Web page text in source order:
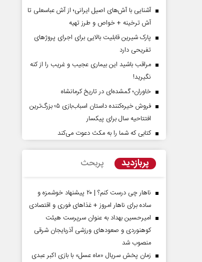
آشنایی با آش‌های اصیل ایرانی؛ از آش عباسعلی تا
آش ترخینه + خواص و طرز تهیه
پارک شیرین قابلیت‌ بالایی برای اجرای پروژهای
تفریحی دارد
مراقب باشید این بیماری عجیب و غریب را از کنه
نگیرید!
خاوران؛ گمشده‌ای در تاریخ کرمانشاه
فروش خیره‌کننده داستان اسباب‌بازی ۵؛ بزرگ‌ترین
افتتاحیه سال برای پیکسار
کتابی که شما را به مکث دعوت می‌کند
پربازدید پربحث
ناهار چی درست کنم؟ | ۲۰ پیشنهاد خوشمزه و
ساده برای ناهار امروز + غذاهای فوری و اقتصادی
امیرحسین بهداد به عنوان سرپرست هیئت
کوهنوردی و صعودهای ورزشی آذربایجان شرقی
منصوب شد
زمان پخش سریال «ماه عسل» با بازی اکبر عبدی
کوتاه‏‌مدت و
اربعین نماد مقاومت در برابر
رحمت‌الله نوروزی - عضو کمیسیون اجتماعی
مجلس